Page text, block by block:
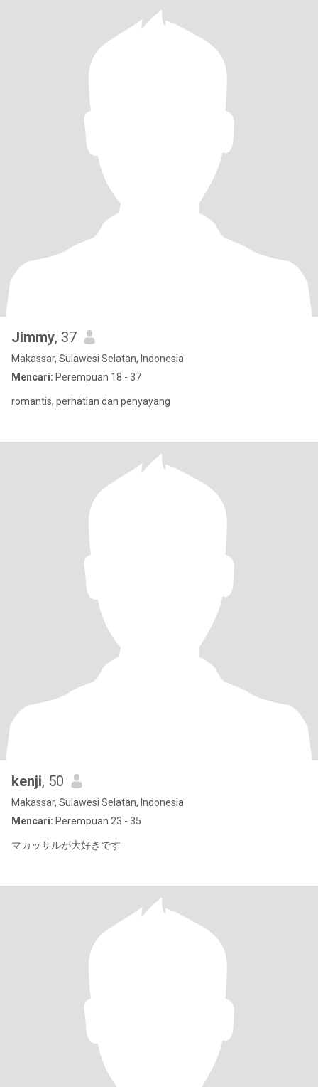
Jimmy, 37
Makassar, Sulawesi Selatan, Indonesia
Mencari: Perempuan 18 - 37
romantis, perhatian dan penyayang
kenji, 50
Makassar, Sulawesi Selatan, Indonesia
Mencari: Perempuan 23 - 35
マカッサルが大好きです